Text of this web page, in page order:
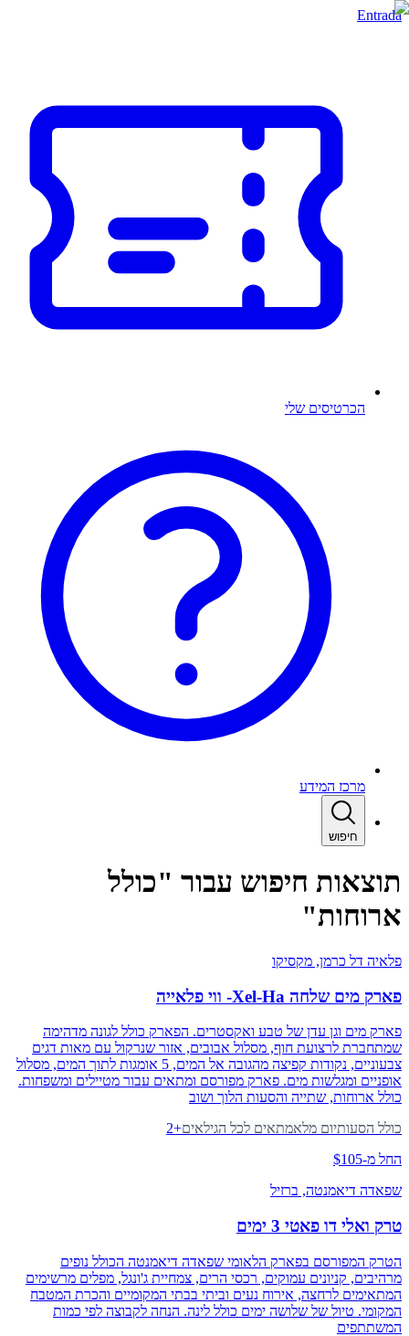
Entrada
הכרטיסים שלי
מרכז המידע
חיפוש
תוצאות חיפוש עבור "כולל
ארוחות"
פלאיה דל כרמן, מקסיקו
פארק מים שלחה Xel-Ha- ווי פלאייה
פארק מים וגן עדן של טבע ואקסטרים. הפארק כולל לגונה מדהימה
שמתחברת לרצועת חוף, מסלול אבובים, אזור שנרקול עם מאות דגים
צבעוניים, נקודות קפיצה מהגובה אל המים, 5 אומגות לתוך המים, מסלול
אופניים ומגלשות מים. פארק מפורסם ומתאים עבור מטיילים ומשפחות.
כולל ארוחות, שתייה והסעות הלוך ושוב
כולל הסעותיום מלאמתאים לכל הגילאים+
2
החל מ-$105
שפאדה דיאמנטה, ברזיל
טרק ואלי דו פאטי 3 ימים
הטרק המפורסם בפארק הלאומי שפאדה דיאמנטה הכולל נופים
מרהיבים, קניונים עמוקים, רכסי הרים, צמחיית ג'ונגל, מפלים מרשימים
המתאימים לרחצה, אירוח נעים וביתי בבתי המקומיים והכרת המטבח
המקומי. טיול של שלושה ימים כולל לינה. הנחה לקבוצה לפי כמות
המשתתפים